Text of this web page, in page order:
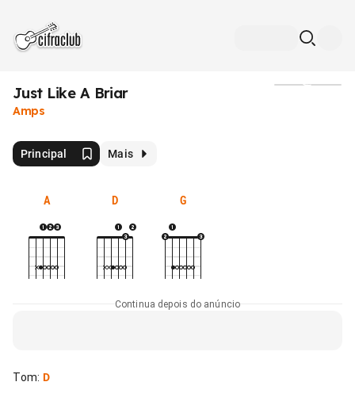
Just Like A Briar
Amps
Principal Mais
A D G
Continua depois do anúncio
Tom: D